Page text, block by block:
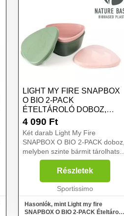
LIGHT MY FIRE SNAPBOX
O BIO 2-PACK
ÉTELTÁROLÓ DOBOZ,
RÓZSASZÍN, MÉRET
4 090 Ft
Két darab Light My Fire
SNAPBOX O BIO 2-PACK doboz,
melyben szinte bármit tárolhatsz.
Szivárgásmentes fedele védi a
doboz tartalmát, és persze a
hátizsákodat is. Bioműanyagból
készült – cukornádból és...
Részletek
Sportissimo
Hasonlók, mint Light my fire
SNAPBOX O BIO 2-PACK Ételtároló